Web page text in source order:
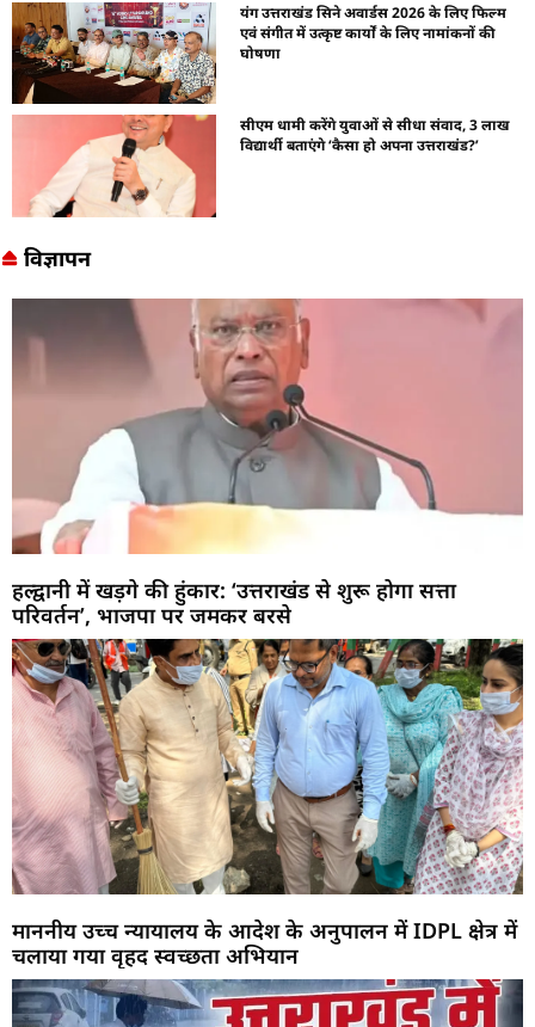
यंग उत्तराखंड सिने अवार्डस 2026 के लिए फिल्म
एवं संगीत में उत्कृष्ट कार्यों के लिए नामांकनों की
घोषणा
सीएम धामी करेंगे युवाओं से सीधा संवाद, 3 लाख
विद्यार्थी बताएंगे ‘कैसा हो अपना उत्तराखंड?’
विज्ञापन
हल्द्वानी में खड़गे की हुंकार: ‘उत्तराखंड से शुरू होगा सत्ता
परिवर्तन’, भाजपा पर जमकर बरसे
माननीय उच्च न्यायालय के आदेश के अनुपालन में IDPL क्षेत्र में
चलाया गया वृहद स्वच्छता अभियान